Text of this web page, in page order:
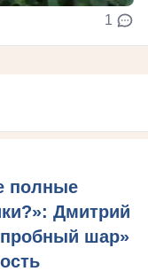
1
полные
Дмитрий
шар»